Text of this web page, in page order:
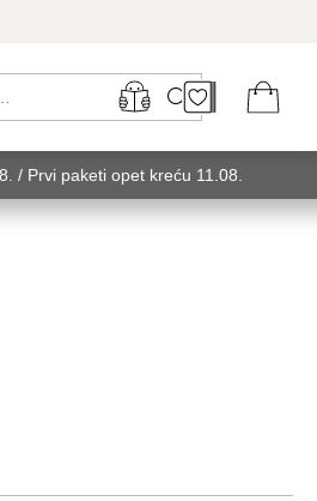
/ Prvi paketi opet kreću 11.08.
04.-10.08. / Prvi paketi opet kreću
0